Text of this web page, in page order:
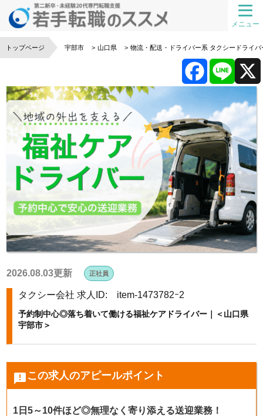
メニュー
トップページ 宇部市 山口県 物流・配送・ドライバー系 タクシードライバ
2026.08.03更新 正社員
タクシー会社 求人ID: item-1473782ｰ2
予約制中心◎落ち着いて働ける福祉ケアドライバー｜＜山口県
宇部市＞
announcement この求人のアピールポイント
1日5～10件ほど◎無理なく寄り添える送迎業務！
F
a
c
e
b
o
i
n